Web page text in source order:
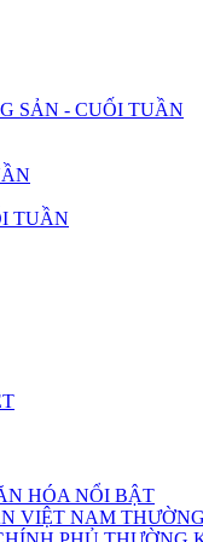
SẢN - CUỐI TUẦN
TUẦN
HÓA NỔI BẬT
VIỆT NAM